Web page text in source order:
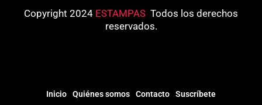
Copyright 2024 ESTAMPAS Todos los derechos
reservados.
Inicio Quiénes somos Contacto Suscríbete